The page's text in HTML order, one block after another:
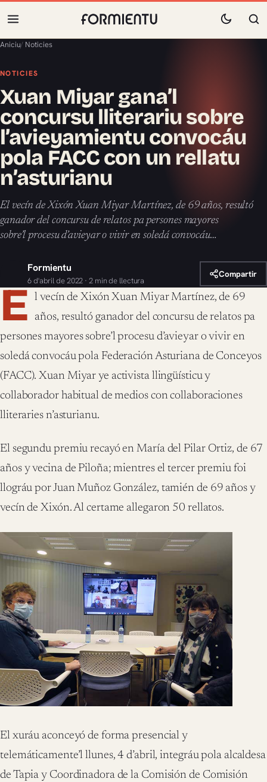
Aniciu/ Noticies
NOTICIES
Xuan Miyar gana’l
concursu lliterariu sobre
l’avieyamientu convocáu
pola FACC con un rellatu
n’asturianu
El vecín de Xixón Xuan Miyar Martínez, de 69 años, resultó
ganador del concursu de relatos pa persones mayores
sobre’l procesu d’avieyar o vivir en soledá convocáu…
Formientu
6 d'abril de 2022 · 2 min de llectura
Compartir
E l vecín de Xixón Xuan Miyar Martínez, de 69
años, resultó ganador del concursu de relatos pa
persones mayores sobre’l procesu d’avieyar o vivir en
soledá convocáu pola Federación Asturiana de Conceyos
(FACC). Xuan Miyar ye activista llingüísticu y
collaborador habitual de medios con collaboraciones
lliteraries n’asturianu.
El segundu premiu recayó en María del Pilar Ortiz, de 67
años y vecina de Piloña; mientres el tercer premiu foi
llográu por Juan Muñoz González, tamién de 69 años y
vecín de Xixón. Al certame allegaron 50 rellatos.
El xuráu aconceyó de forma presencial y
telemáticamente’l llunes, 4 d’abril, integráu pola alcaldesa
de Tapia y Coordinadora de la Comisión de Comisión